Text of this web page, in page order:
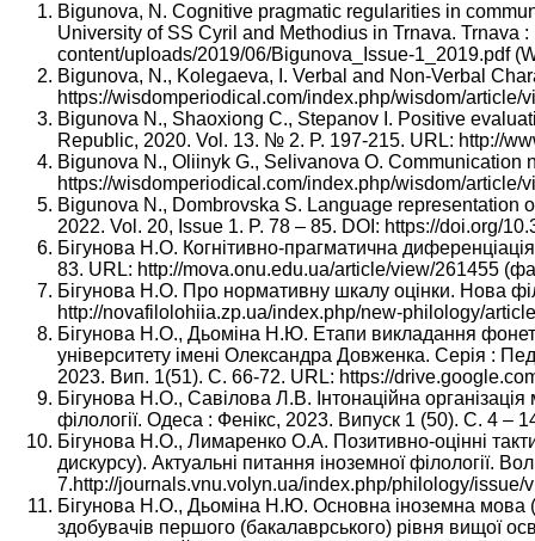
Bigunova, N. Cognitive pragmatic regularities in
University of SS Cyril and Methodius in Trnava.
content/uploads/2019/06/Bigunova_Issue-1_2019.pdf
Bigunova, N., Kolegaeva, I. Verbal and Non-Verbal
https://wisdomperiodical.com/index.php/wisdom/article/
Bigunova N., Shaoxiong C., Stepanov I. Positive
Republic, 2020. Vol. 13. № 2. P. 197-215. URL: http://
Bigunova N., Oliinyk G., Selivanova O. Communication
https://wisdomperiodical.com/index.php/wisdom/article/
Bigunova N., Dombrovska S. Language representation
2022. Vol. 20, Issue 1. P. 78 – 85. DOI: https://doi.org/
Бігунова Н.О. Когнітивно-прагматична
83. URL: http://mova.onu.edu.ua/article/view/261455
Бігунова Н.О. Про нормативну шкалу оцінки. Нова
http://novafilolohiia.zp.ua/index.php/new-philology/
Бігунова Н.О., Дьоміна Н.Ю. Етапи викладання
університету імені Олександра Довженка. Серія :
2023. Вип. 1(51). С. 66-72. URL: https://
Бігунова Н.О., Савілова Л.В. Інтонаційна
філології. Одеса : Фенікс, 2023. Випуск 1 (50). С. 4
Бігунова Н.О., Лимаренко О.А. Позитивно-оцінні
дискурсу). Актуальні питання іноземної філології.
7.http://journals.vnu.volyn.ua/index.php/philology/issue/
Бігунова Н.О., Дьоміна Н.Ю. Основна іноземна мова
здобувачів першого (бакалаврського) рівня вищої